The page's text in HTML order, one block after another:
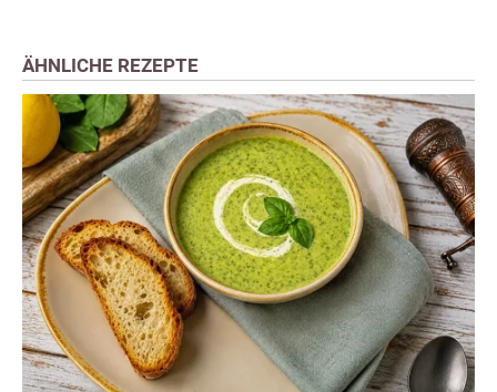
ÄHNLICHE REZEPTE